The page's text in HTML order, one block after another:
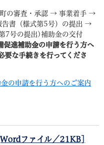
の審査・承認 → 事業着手 →
書（様式第5号）の提出 →
7号の提出)補助金の交付
促進補助金の申請を行う方へ
要な手続きを行ってくださ
の申請を行う方へのご案内
ファイル／21KB]